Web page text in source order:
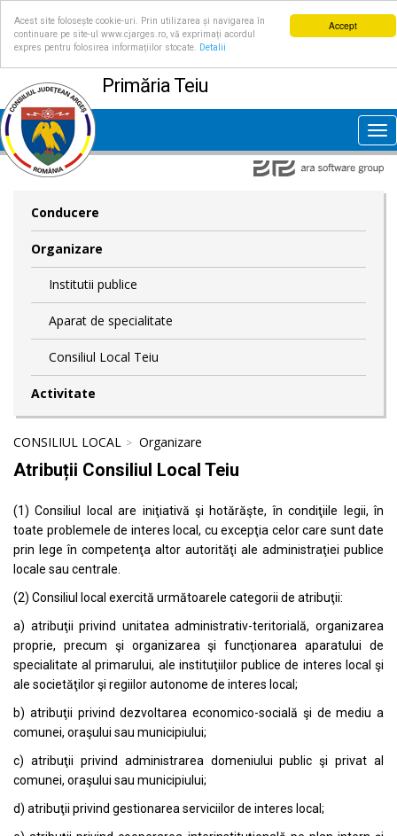
Accept
Acest site folosește cookie-uri. Prin utilizarea și navigarea în
continuare pe site-ul www.cjarges.ro, vă exprimați acordul
expres pentru folosirea informațiilor stocate.
Detalii
Primăria Teiu
Conducere
Organizare
Institutii publice
Aparat de specialitate
Consiliul Local Teiu
Activitate
CONSILIUL LOCAL Organizare
Atribuții Consiliul Local Teiu
(1) Consiliul local are iniţiativă şi hotărăşte, în condiţiile legii, în
toate problemele de interes local, cu excepţia celor care sunt date
prin lege în competenţa altor autorităţi ale administraţiei publice
locale sau centrale.
(2) Consiliul local exercită următoarele categorii de atribuţii:
a) atribuţii privind unitatea administrativ-teritorială, organizarea
proprie, precum şi organizarea şi funcţionarea aparatului de
specialitate al primarului, ale instituţiilor publice de interes local şi
ale societăţilor şi regiilor autonome de interes local;
b) atribuţii privind dezvoltarea economico-socială şi de mediu a
comunei, oraşului sau municipiului;
c) atribuţii privind administrarea domeniului public şi privat al
comunei, oraşului sau municipiului;
d) atribuţii privind gestionarea serviciilor de interes local;